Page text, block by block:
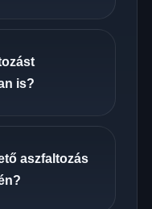
is?
aszfaltozás